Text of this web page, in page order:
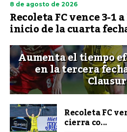
8 de agosto de 2026
Recoleta FC vence 3-1
inicio de la cuarta
Aumenta el tiempo
en la tercera
Recoleta FC
cierra co...